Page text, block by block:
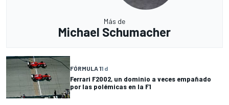
Más de
Michael Schumacher
FÓRMULA 11 d
Ferrari F2002, un dominio a veces empañado
por las polémicas en la F1